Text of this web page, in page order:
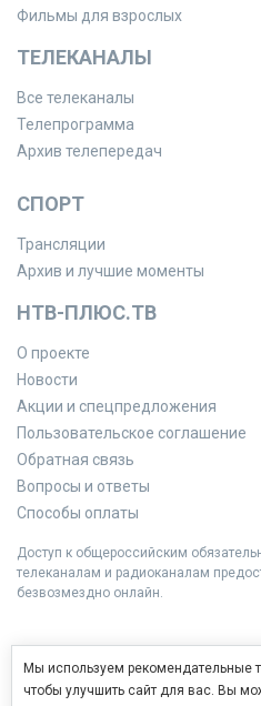
Фильмы для взрослых
ТЕЛЕКАНАЛЫ
Все телеканалы
Телепрограмма
Архив телепередач
СПОРТ
Трансляции
Архив и лучшие моменты
НТВ-ПЛЮС.ТВ
О проекте
Новости
Акции и спецпредложения
Пользовательское соглашение
Обратная связь
Вопросы и ответы
Способы оплаты
Доступ к общероссийским
телеканалам и радиоканалам
безвозмездно онлайн.
Мы используем рекомендательные
чтобы улучшить сайт для вас. Вы